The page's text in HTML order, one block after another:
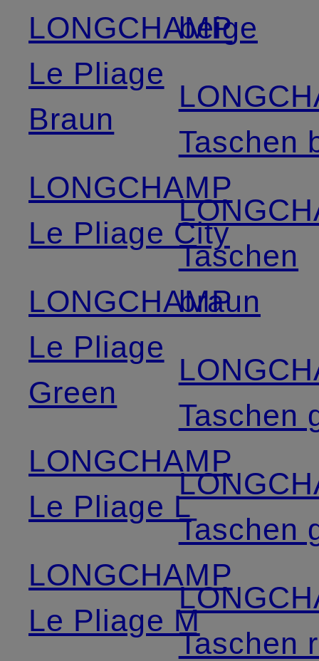
LONGCHAMP
Le Pliage
Braun
LONGCHAMP
Le Pliage City
LONGCHAMP
Le Pliage
Green
LONGCHAMP
Le Pliage L
LONGCHAMP
Le Pliage M
beige
Taschen
Taschen
braun
Taschen
Taschen
Taschen